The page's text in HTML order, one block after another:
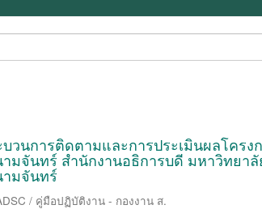
วนการติดตามและการประเมินผลโครง
มจันทร์ สำนักงานอธิการบดี มหาวิทยา
ามจันทร์
/ คู่มือปฏิบัติงาน - กองงาน ส.